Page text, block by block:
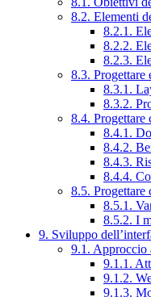
8.2. Elementi
8.2.1.
8.2.2.
8.2.3.
8.3. Progettare
8.3.1.
8.3.2.
8.4. Progettare
8.4.1.
8.4.2.
8.4.3.
8.4.4.
8.5.
8.5.1.
8.5.2. I
9. Sviluppo
9.1. Approccio
9.1.1.
9.1.2.
9.1.3.